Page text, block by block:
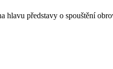
hlavu představy o spouštění